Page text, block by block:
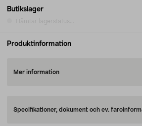
Butikslager
Produktinformation
Mer information
Specifikationer, dokument och ev.